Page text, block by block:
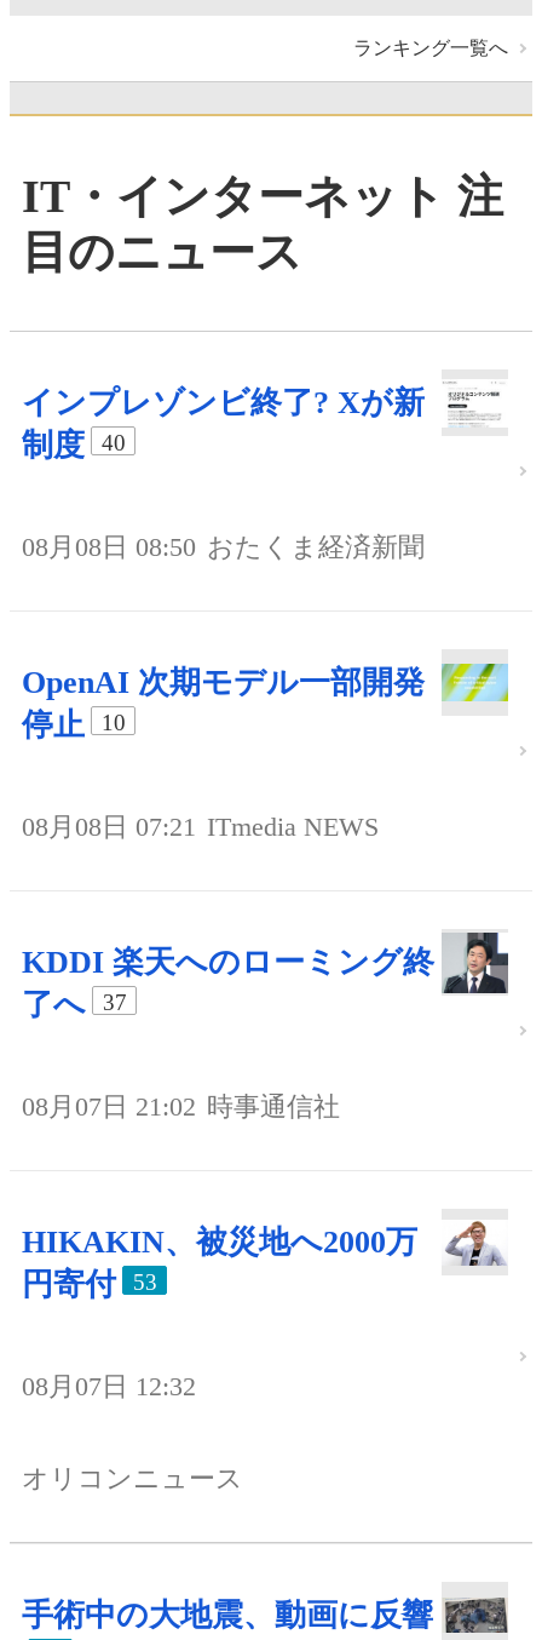
ランキング一覧へ
IT・インターネット 注
目のニュース
インプレゾンビ終了? Xが新
制度
40
08月08日 08:50 おたくま経済新聞
OpenAI 次期モデル一部開発
停止
10
08月08日 07:21 ITmedia NEWS
KDDI 楽天へのローミング終
了へ
37
08月07日 21:02 時事通信社
HIKAKIN、被災地へ2000万
円寄付
53
08月07日 12:32
オリコンニュース
手術中の大地震、動画に反響